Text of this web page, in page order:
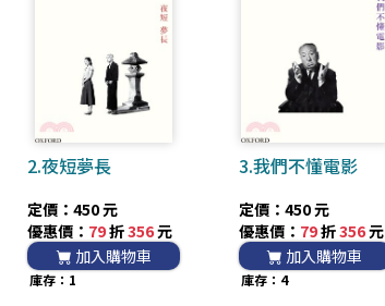
2.夜短夢長
定價：450 元
優惠價： 79折356元
加入購物車
庫存：1
3.我們不懂電影
定價：450 元
優惠價： 79折356元
加入購物車
庫存：4